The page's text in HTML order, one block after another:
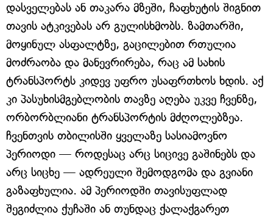
დასველებას ან თაკარა მზეში, ჩაფხუტის შიგნით
თავის ატკივებას არ გულისხმობს. ზამთარში,
მოყინულ ასფალტზე, გაცილებით რთულია
მოძრაობა და მანევრირება, რაც ამ სახის
ტრანსპორტს კიდევ უფრო უსაფრთხოს ხდის. აქ
კი პასუხისმგებლობის თავზე აღება უკვე ჩვენზე,
ორბორბლიანი ტრანსპორტის მძღოლებზეა.
ჩვენთვის თბილისში ყველაზე სასიამოვნო
პერიოდი — როდესაც არც სიცივე გაშინებს და
არც სიცხე — ადრეული შემოდგომა და გვიანი
გაზაფხულია. ამ პერიოდში თავისუფლად
შეგიძლია ქუჩაში ან თუნდაც ქალაქგარეთ